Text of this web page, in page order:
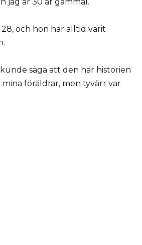
28, och hon har alltid varit
säga att den här historien
föräldrar, men tyvärr var